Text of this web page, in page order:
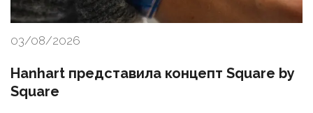
03/08/2026
Hanhart представила концепт Square by
Square